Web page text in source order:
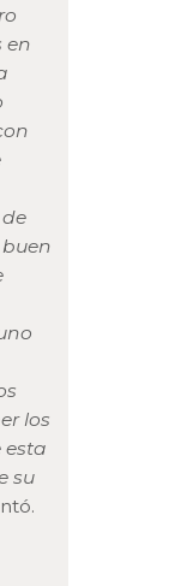
en
los
esta
su